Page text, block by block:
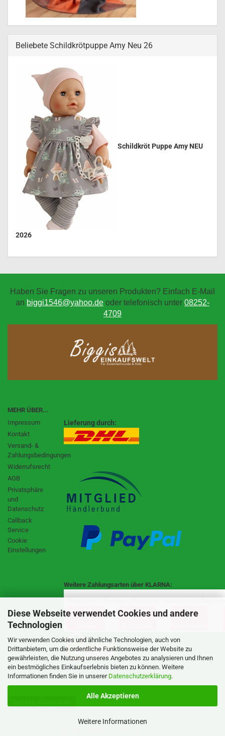
Diese Webseite verwendet Cookies und andere
Technologien
Wir verwenden Cookies und ähnliche Technologien, auch von
Drittanbietern, um die ordentliche Funktionsweise der Website zu
gewährleisten, die Nutzung unseres Angebotes zu analysieren und Ihnen
ein bestmögliches Einkaufserlebnis bieten zu können. Weitere
Informationen finden Sie in unserer Datenschutzerklärung.
Alle Akzeptieren
Weitere Informationen
Beliebete Schildkrötpuppe Amy Neu 26
Schildkröt Puppe Amy NEU
2026
Haben Sie Fragen zu unseren Produkten? Einfach E-Mail
an biggi1546@yahoo.de oder telefonisch unter 08252-
4709
MEHR ÜBER...
Impressum
Kontakt
Versand- &
Zahlungsbedingungen
Widerrufsrecht
AGB
Privatsphäre
und
Datenschutz
Callback
Service
Cookie
Einstellungen
Lieferung durch:
Weitere Zahlungsarten über KLARNA:
SSL Certificate